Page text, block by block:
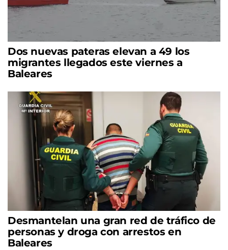
Dos nuevas pateras elevan a 49 los
migrantes llegados este viernes a
Baleares
Desmantelan una gran red de tráfico de
personas y droga con arrestos en
Baleares